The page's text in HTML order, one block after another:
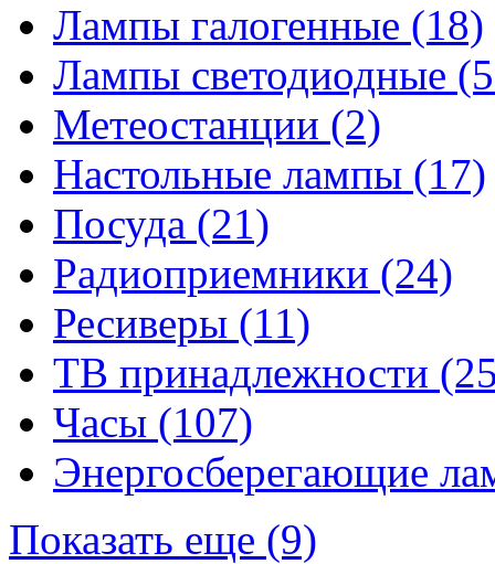
Лампы галогенные (18)
Лампы светодиодные
Метеостанции (2)
Настольные лампы (17)
Посуда (21)
Радиоприемники (24)
Ресиверы (11)
ТВ принадлежности
Часы (107)
Энергосберегающие
Показать еще (9)